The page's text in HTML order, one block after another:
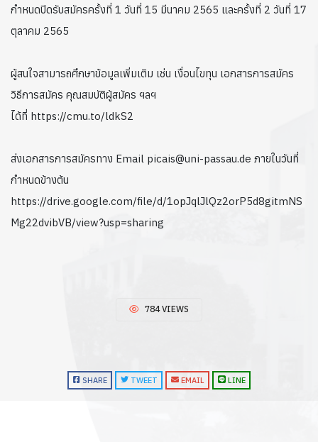
กำหนดปิดรับสมัครครั้งที่ 1 วันที่ 15 มีนาคม 2565 และครั้งที่ 2 วันที่ 17
ตุลาคม 2565
ผู้สนใจสามารถศึกษาข้อมูลเพิ่มเติม เช่น เงื่อนไขทุน เอกสารการสมัคร
วิธีการสมัคร คุณสมบัติผู้สมัคร ฯลฯ
ได้ที่ https://cmu.to/ldkS2
ส่งเอกสารการสมัครทาง Email picais@uni-passau.de ภายในวันที่
กำหนดข้างต้น
https://drive.google.com/file/d/1opJqlJlQz2orP5d8gitmNS
Mg22dvibVB/view?usp=sharing
784 VIEWS
SHARE TWEET EMAIL LINE